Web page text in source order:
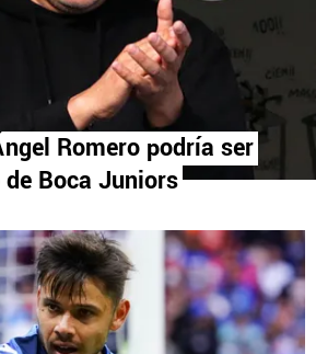
Romero podría ser
Boca Juniors